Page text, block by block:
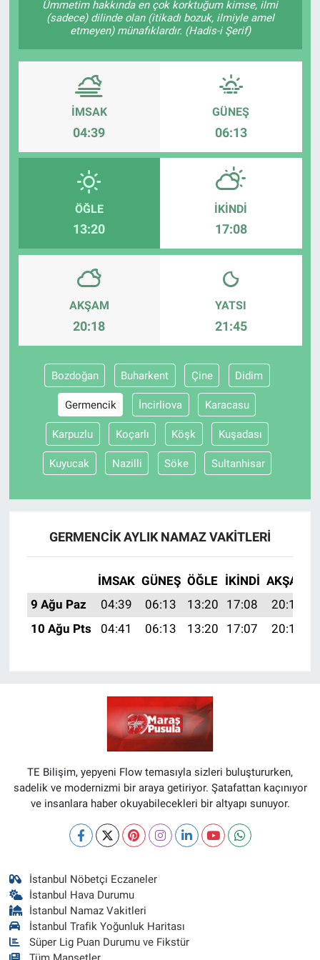
Ümmetim hakkında en çok korktuğum kimse, ilmi
(sadece) dilinde olan (itikadı bozuk, ilmiyle amel
etmeyen) münafıklardır. (Hadis-i Şerif)
İMSAK
04:39
GÜNEŞ
06:13
ÖĞLE
13:20
İKINDI
17:08
AKŞAM
20:18
YATSI
21:45
Bozdoğan Buharkent Çine Didim
Germencik İncirliova Karacasu
Karpuzlu Koçarlı Köşk Kuşadası
Kuyucak Nazilli Söke Sultanhisar
GERMENCIK AYLIK NAMAZ VAKITLERI
İMSAK GÜNEŞ ÖĞLE İKINDI AKŞAM
9 Ağu Paz
04:39 06:13 13:20 17:08 20:18
10 Ağu Pts
04:41 06:13 13:20 17:07 20:17
TE Bilişim, yepyeni Flow temasıyla sizleri buluştururken,
sadelik ve modernizmi bir araya getiriyor. Şatafattan kaçınıyor
ve insanlara haber okuyabilecekleri bir altyapı sunuyor.
İstanbul Nöbetçi Eczaneler
İstanbul Hava Durumu
İstanbul Namaz Vakitleri
İstanbul Trafik Yoğunluk Haritası
Süper Lig Puan Durumu ve Fikstür
TEKNOLOJİ
Dünya
MAGAZİN
Bilim, Teknoloji
ASAYİŞ
HABERDE İNSAN
Güvenlik
Bölge